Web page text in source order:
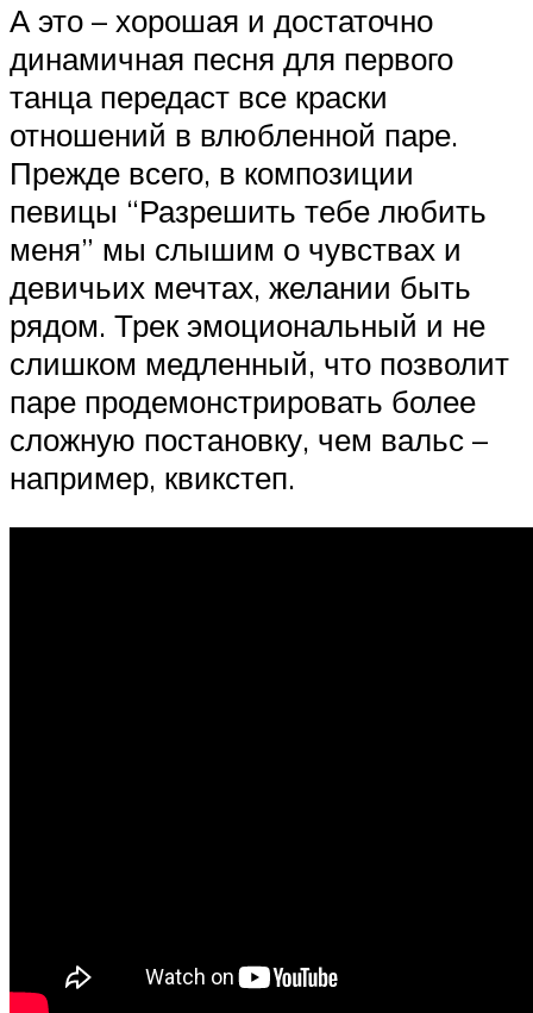
А это – хорошая и достаточно
динамичная песня для первого
танца передаст все краски
отношений в влюбленной паре.
Прежде всего, в композиции
певицы “Разрешить тебе любить
меня” мы слышим о чувствах и
девичьих мечтах, желании быть
рядом. Трек эмоциональный и не
слишком медленный, что позволит
паре продемонстрировать более
сложную постановку, чем вальс –
например, квикстеп.